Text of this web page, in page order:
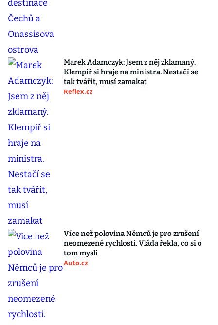
Marek Adamczyk: Jsem z něj zklamaný.
Klempíř si hraje na ministra. Nestačí se
tak tvářit, musí zamakat
Reflex.cz
Více než polovina Němců je pro zrušení
neomezené rychlosti. Vláda řekla, co si o
tom myslí
Auto.cz